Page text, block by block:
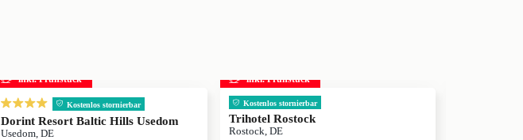
inkl. Frühstück
Kostenlos stornierbar
Dorint Resort Baltic Hills Usedom
Usedom, DE
inkl. Frühstück
Kostenlos stornierbar
Trihotel Rostock
Rostock, DE